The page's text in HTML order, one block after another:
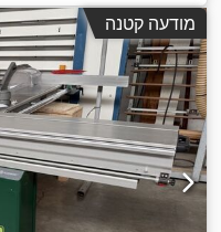
מודעה קטנה